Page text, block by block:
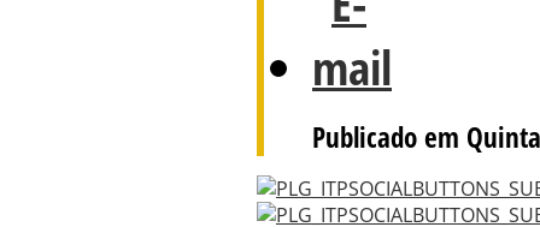
Publicado em